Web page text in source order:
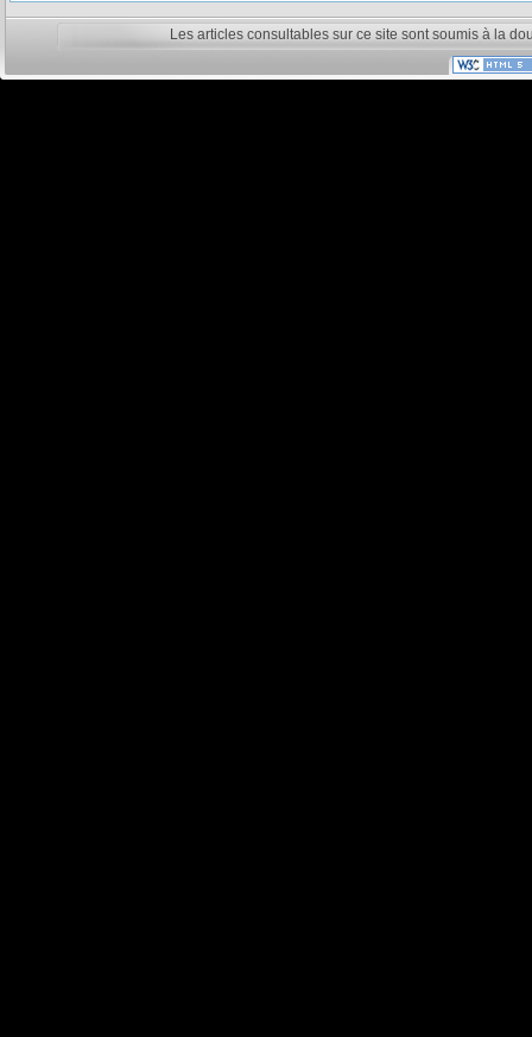
Les articles consultables sur ce site sont soumis à la